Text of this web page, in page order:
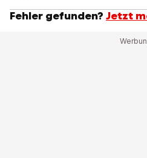
Fehler gefunden? Jetzt